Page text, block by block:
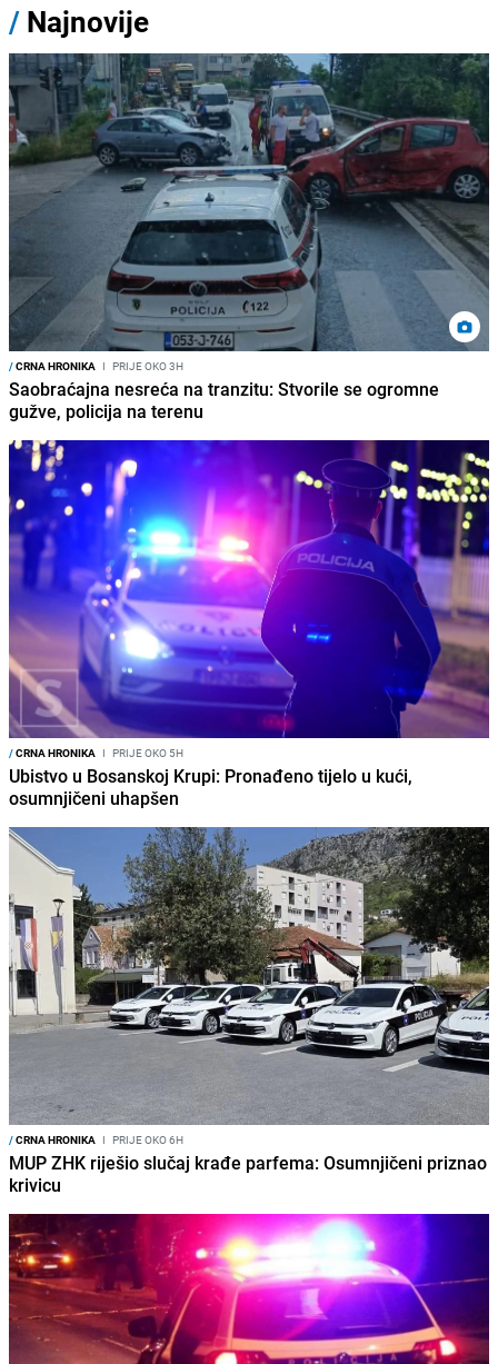
/ Najnovije
/CRNA HRONIKA I PRIJE OKO 3H
Saobraćajna nesreća na tranzitu: Stvorile se ogromne
gužve, policija na terenu
/CRNA HRONIKA I PRIJE OKO 5H
Ubistvo u Bosanskoj Krupi: Pronađeno tijelo u kući,
osumnjičeni uhapšen
/CRNA HRONIKA I PRIJE OKO 6H
MUP ZHK riješio slučaj krađe parfema: Osumnjičeni priznao
krivicu